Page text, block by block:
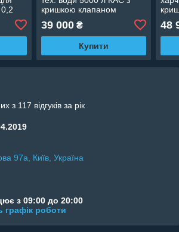
кришкою клапаном
39 000₴
Купити
48
з 117 відгуків за рік
97а, Київ, Україна
з 09:00 до 20:00
графік роботи